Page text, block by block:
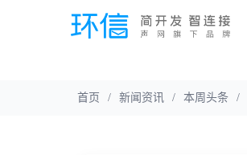
首页 / 新闻资讯 / 本周头条 /